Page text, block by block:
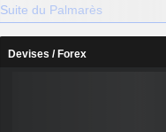
Suite du Palmarès
Devises / Forex